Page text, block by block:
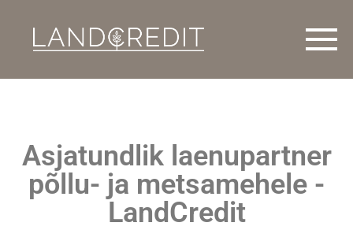
Asjatundlik laenupartner
põllu- ja metsamehele -
LandCredit